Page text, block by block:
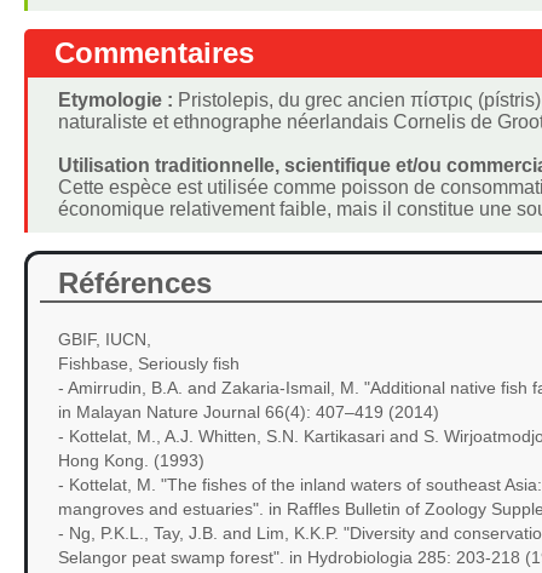
Commentaires
Etymologie : Pristolepis, du grec ancien πίστρις
naturaliste et ethnographe néerlandais Cornelis de
Utilisation traditionnelle, scientifique et/ou
Cette espèce est utilisée comme poisson de
économique relativement faible, mais il constitue une
Références
GBIF, IUCN,
Fishbase, Seriously fish
- Amirrudin, B.A. and Zakaria-Ismail, M. "Additional native
in Malayan Nature Journal 66(4): 407–419 (2014)
- Kottelat, M., A.J. Whitten, S.N. Kartikasari and S.
Hong Kong. (1993)
- Kottelat, M. "The fishes of the inland waters of southeast
mangroves and estuaries". in Raffles Bulletin of Zoology
- Ng, P.K.L., Tay, J.B. and Lim, K.K.P. "Diversity and
Selangor peat swamp forest". in Hydrobiologia 285: 203-218